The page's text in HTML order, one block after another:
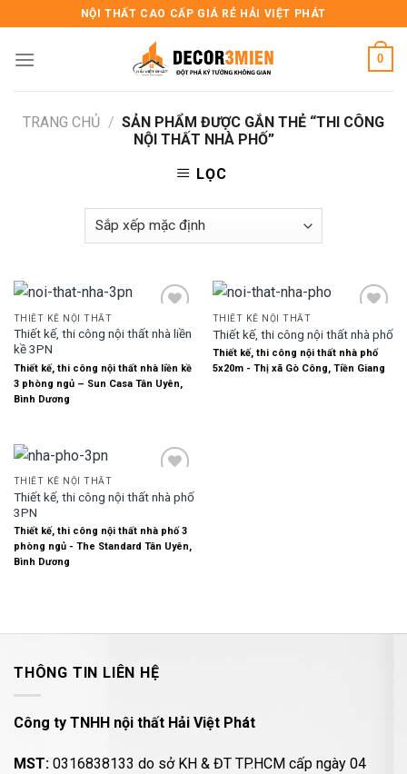
to
content
NỘI THẤT CAO CẤP GIÁ RẺ HẢI VIỆT PHÁT
0
TRANG CHỦ / SẢN PHẨM ĐƯỢC GẮN THẺ “THI CÔNG
NỘI THẤT NHÀ PHỐ”
LỌC
wishlist
THIẾT KẾ NỘI THẤT
Thiết kế, thi công nội thất nhà liền
kề 3PN
Thiết kế, thi công nội thất nhà liền kề
3 phòng ngủ – Sun Casa Tân Uyên,
Bình Dương
Add to
wishlist
THIẾT KẾ NỘI THẤT
Thiết kế, thi công nội thất nhà phố
Thiết kế, thi công nội thất nhà phố
5x20m - Thị xã Gò Công, Tiền Giang
wishlist
THIẾT KẾ NỘI THẤT
Thiết kế, thi công nội thất nhà phố
3PN
Thiết kế, thi công nội thất nhà phố 3
phòng ngủ - The Standard Tân Uyên,
Bình Dương
THÔNG TIN LIÊN HỆ
Công ty TNHH nội thất Hải Việt Phát
MST: 0316838133 do sở KH & ĐT TP.HCM cấp ngày 04